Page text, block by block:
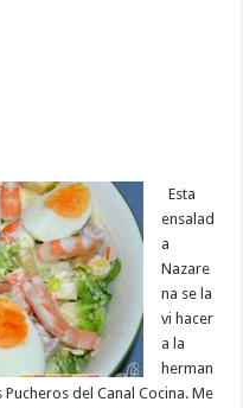
Esta
ensalad
a
Nazare
na se la
vi hacer
a la
herman
del Canal Cocina. Me